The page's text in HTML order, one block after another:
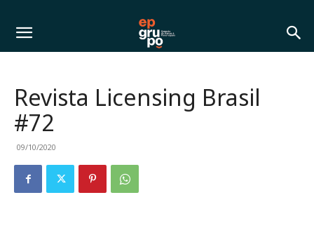
Revista Licensing Brasil
#72
09/10/2020